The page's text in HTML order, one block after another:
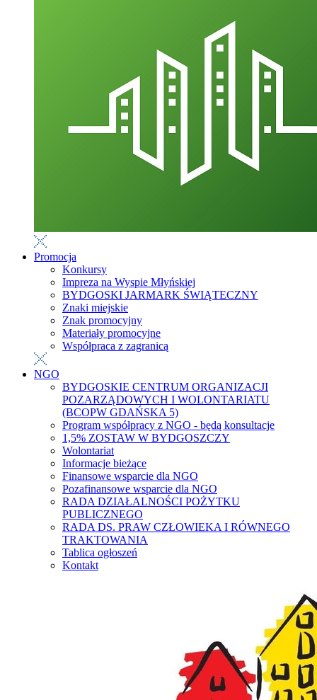
Promocja
Konkursy
Impreza na Wyspie Młyńskiej
BYDGOSKI JARMARK ŚWIĄTECZNY
Znaki miejskie
Znak promocyjny
Materiały promocyjne
Współpraca z zagranicą
NGO
BYDGOSKIE CENTRUM ORGANIZACJI
POZARZĄDOWYCH I WOLONTARIATU
(BCOPW GDAŃSKA 5)
Program współpracy z NGO - będą konsultacje
1,5% ZOSTAW W BYDGOSZCZY
Wolontariat
Informacje bieżące
Finansowe wsparcie dla NGO
Pozafinansowe wsparcie dla NGO
RADA DZIAŁALNOŚCI POŻYTKU
PUBLICZNEGO
RADA DS. PRAW CZŁOWIEKA I RÓWNEGO
TRAKTOWANIA
Tablica ogłoszeń
Kontakt